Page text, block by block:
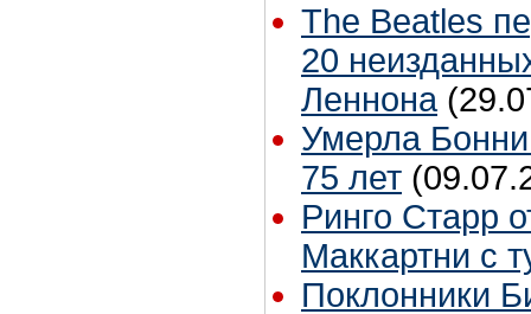
The Beatles
20
Леннона
Умерла
75 лет
Ринго Старр
Маккартни с
Поклонники